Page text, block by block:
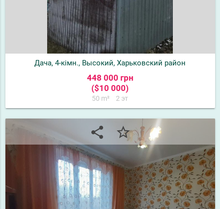
Дача, 4-кімн., Высокий, Харьковский район
448 000 грн
($10 000)
50 m² 2 эт
share star_border